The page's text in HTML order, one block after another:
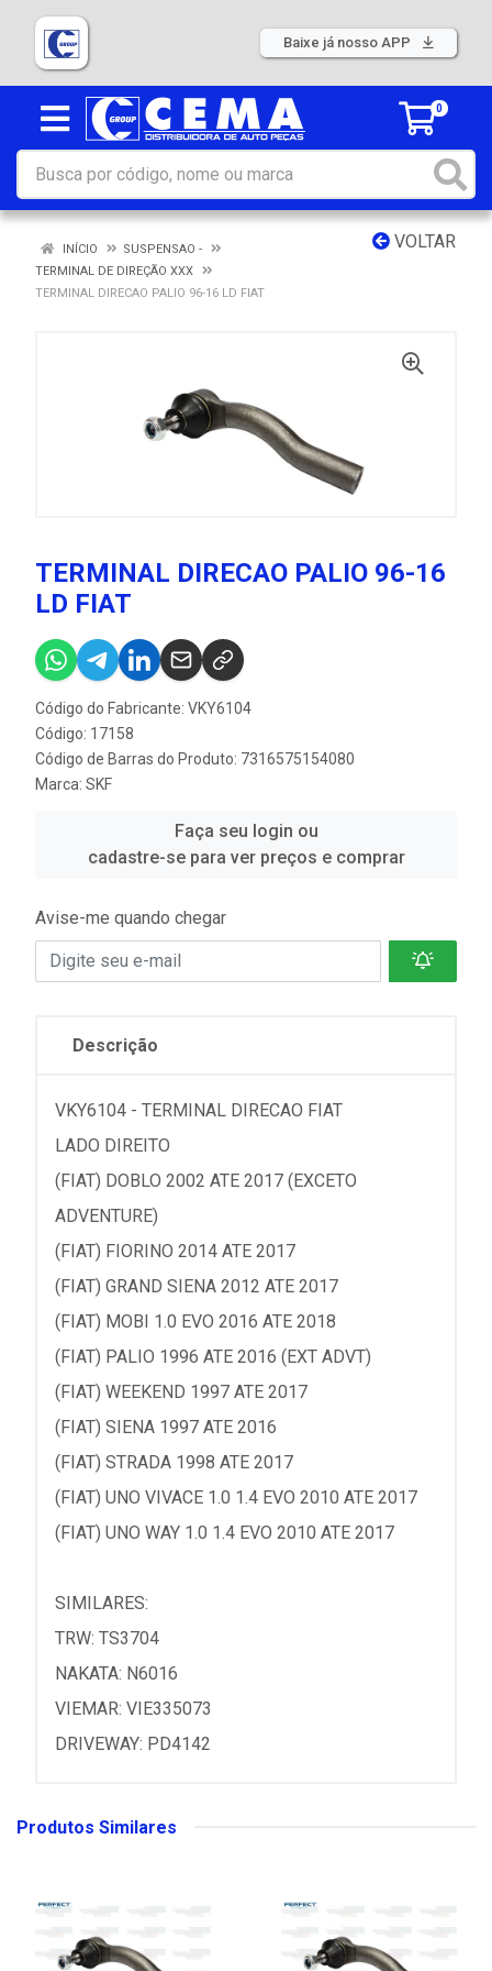
Baixe já nosso APP
0
VOLTAR
INÍCIO
SUSPENSAO -
TERMINAL DE DIREÇÃO XXX
TERMINAL DIRECAO PALIO 96-16 LD FIAT
TERMINAL DIRECAO PALIO 96-16
LD FIAT
Código do Fabricante: VKY6104
Código: 17158
Código de Barras do Produto: 7316575154080
Marca: SKF
Faça seu login ou
cadastre-se para ver preços e comprar
Avise-me quando chegar
Descrição
VKY6104 - TERMINAL DIRECAO FIAT
LADO DIREITO
(FIAT) DOBLO 2002 ATE 2017 (EXCETO
ADVENTURE)
(FIAT) FIORINO 2014 ATE 2017
(FIAT) GRAND SIENA 2012 ATE 2017
(FIAT) MOBI 1.0 EVO 2016 ATE 2018
(FIAT) PALIO 1996 ATE 2016 (EXT ADVT)
(FIAT) WEEKEND 1997 ATE 2017
(FIAT) SIENA 1997 ATE 2016
(FIAT) STRADA 1998 ATE 2017
(FIAT) UNO VIVACE 1.0 1.4 EVO 2010 ATE 2017
(FIAT) UNO WAY 1.0 1.4 EVO 2010 ATE 2017
SIMILARES:
TRW: TS3704
NAKATA: N6016
VIEMAR: VIE335073
DRIVEWAY: PD4142
Produtos Similares